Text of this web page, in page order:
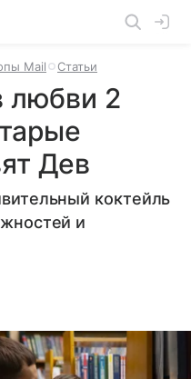
Mail Статьи
любви 2
Дев
коктейль
и